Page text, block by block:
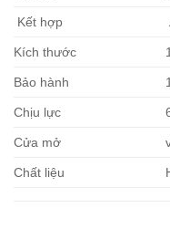
Kết hợp
Kích thước
Bảo hành
Chịu lực
Cửa mở
Chất liệu